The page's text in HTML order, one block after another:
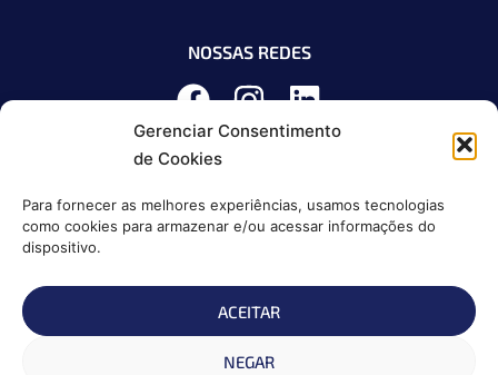
Gerenciar Consentimento
de Cookies
Para fornecer as melhores experiências, usamos tecnologias
como cookies para armazenar e/ou acessar informações do
dispositivo.
ACEITAR
NEGAR
NOSSAS REDES